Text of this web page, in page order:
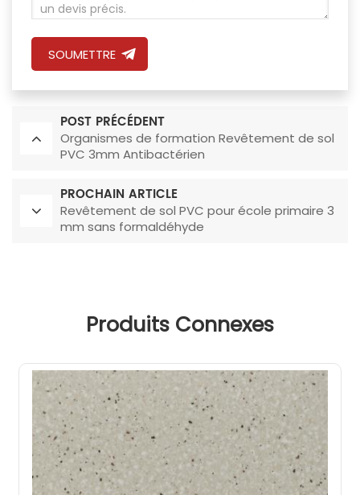
SOUMETTRE
POST PRÉCÉDENT
Organismes de formation Revêtement de sol
PVC 3mm Antibactérien
PROCHAIN ARTICLE
Revêtement de sol PVC pour école primaire 3
mm sans formaldéhyde
Produits Connexes